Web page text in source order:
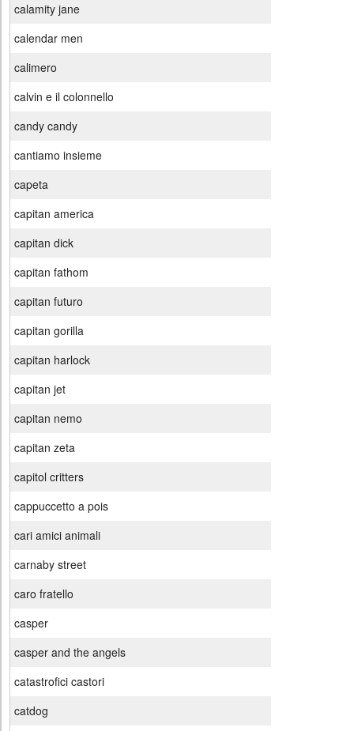
calamity jane
calendar men
calimero
calvin e il colonnello
candy candy
cantiamo insieme
capeta
capitan america
capitan dick
capitan fathom
capitan futuro
capitan gorilla
capitan harlock
capitan jet
capitan nemo
capitan zeta
capitol critters
cappuccetto a pois
cari amici animali
carnaby street
caro fratello
casper
casper and the angels
catastrofici castori
catdog